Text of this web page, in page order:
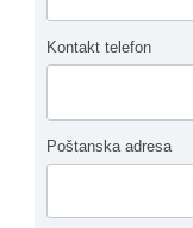
Kontakt telefon
Poštanska adresa